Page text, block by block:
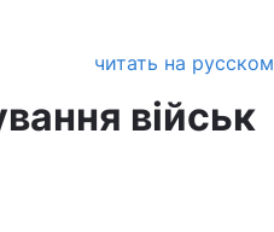
читать на русском
військ